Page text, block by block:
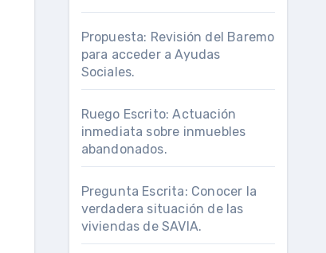
Propuesta: Revisión del Baremo
para acceder a Ayudas
Sociales.
Ruego Escrito: Actuación
inmediata sobre inmuebles
abandonados.
Pregunta Escrita: Conocer la
verdadera situación de las
viviendas de SAVIA.